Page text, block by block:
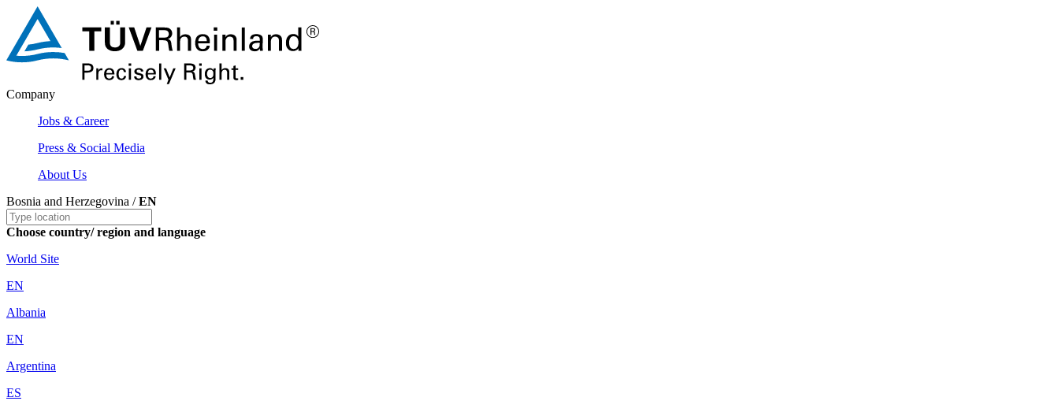
Company
Jobs & Career
Press & Social Media
About Us
Bosnia and Herzegovina /EN
Choose country/ region and language
World Site
EN
Albania
EN
Argentina
ES